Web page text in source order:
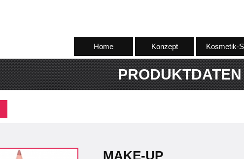
Home Konzept Kosmetik-
PRODUKTDATEN
MAKE-UP